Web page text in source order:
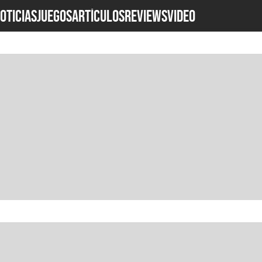
JUEGOSARTÍCULOSREVIEWSVideo